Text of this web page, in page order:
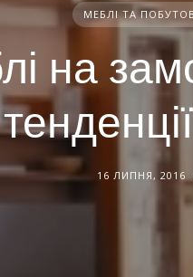
МЕБЛІ ТА
на
16 ЛИПНЯ, 2016